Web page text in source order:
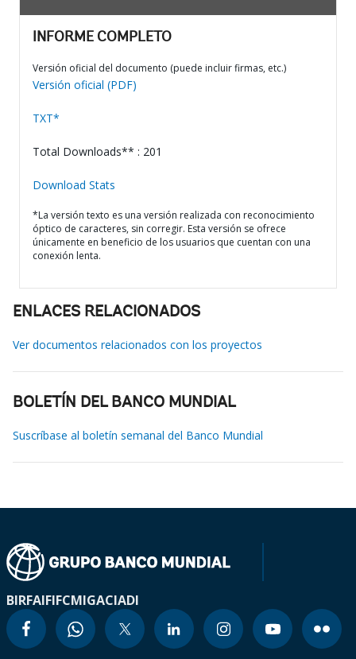
INFORME COMPLETO
Versión oficial del documento (puede incluir firmas, etc.)
Versión oficial (PDF)
TXT*
Total Downloads** : 201
Download Stats
*La versión texto es una versión realizada con reconocimiento
óptico de caracteres, sin corregir. Esta versión se ofrece
únicamente en beneficio de los usuarios que cuentan con una
conexión lenta.
ENLACES RELACIONADOS
Ver documentos relacionados con los proyectos
BOLETÍN DEL BANCO MUNDIAL
Suscríbase al boletín semanal del Banco Mundial
BIRFAIFIFCMIGACIADI